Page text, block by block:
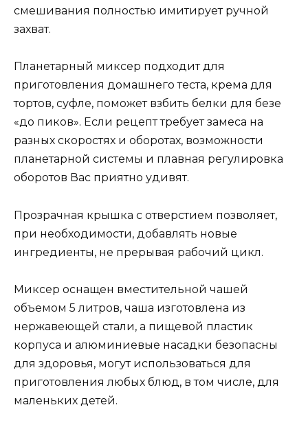
смешивания полностью имитирует ручной
захват.
Планетарный миксер подходит для
приготовления домашнего теста, крема для
тортов, суфле, поможет взбить белки для безе
«до пиков». Если рецепт требует замеса на
разных скоростях и оборотах, возможности
планетарной системы и плавная регулировка
оборотов Вас приятно удивят.
Прозрачная крышка с отверстием позволяет,
при необходимости, добавлять новые
ингредиенты, не прерывая рабочий цикл.
Миксер оснащен вместительной чашей
объемом 5 литров, чаша изготовлена из
нержавеющей стали, а пищевой пластик
корпуса и алюминиевые насадки безопасны
для здоровья, могут использоваться для
приготовления любых блюд, в том числе, для
маленьких детей.